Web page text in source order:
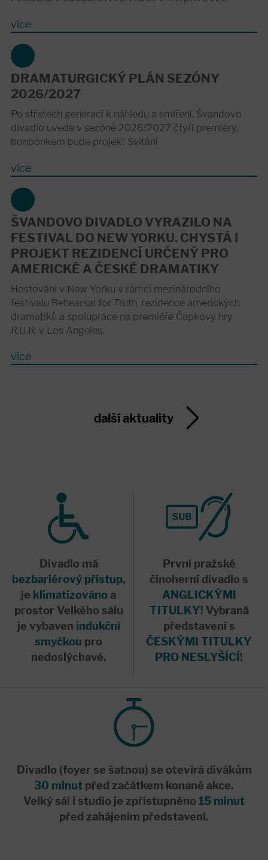
více
DRAMATURGICKÝ PLÁN SEZÓNY
2026/2027
Po střetech generací k náhledu a smíření. Švandovo
divadlo uvede v sezóně 2026/2027 čtyři premiéry,
bonbónkem bude projekt Svítání
více
ŠVANDOVO DIVADLO VYRAZILO NA
FESTIVAL DO NEW YORKU. CHYSTÁ I
PROJEKT REZIDENCÍ URČENÝ PRO
AMERICKÉ A ČESKÉ DRAMATIKY
Hostování v New Yorku v rámci mezinárodního
festivalu Rehearsal for Truth, rezidence amerických
dramatiků a spolupráce na premiéře Čapkovy hry
R.U.R. v Los Angeles.
více
další aktuality
Divadlo má
bezbariérový přístup,
je klimatizováno a
prostor Velkého sálu
je vybaven indukční
smyčkou pro
nedoslýchavé.
První pražské
činoherní divadlo s
ANGLICKÝMI
TITULKY! Vybraná
představení s
ČESKÝMI TITULKY
PRO NESLYŠÍCÍ!
Divadlo (foyer se šatnou) se otevírá divákům
30 minut před začátkem konané akce.
Velký sál i studio je zpřístupněno 15 minut
před zahájením představení.